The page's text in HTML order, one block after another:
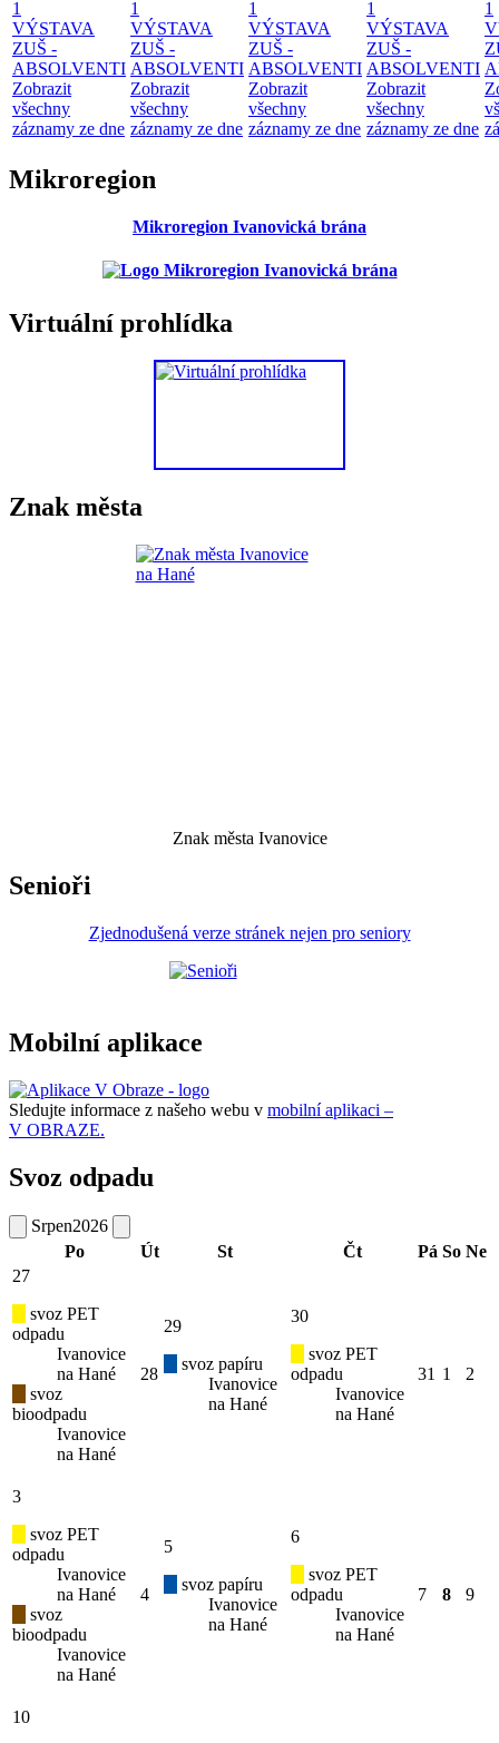
1
VÝSTAVA
ZUŠ -
ABSOLVENTI
Zobrazit
všechny
záznamy ze dne
1
VÝSTAVA
ZUŠ -
ABSOLVENTI
Zobrazit
všechny
záznamy ze dne
1
VÝSTAVA
ZUŠ -
ABSOLVENTI
Zobrazit
všechny
záznamy ze dne
1
VÝSTAVA
ZUŠ -
ABSOLVENTI
Zobrazit
všechny
záznamy ze dne
1
Mikroregion
Mikroregion Ivanovická brána
Virtuální prohlídka
Znak města
Znak města Ivanovice
Senioři
Zjednodušená verze stránek nejen pro seniory
Mobilní aplikace
Sledujte informace z našeho webu v mobilní aplikaci –
V OBRAZE.
Svoz odpadu
Srpen2026
Po
Út St Čt Pá So Ne
27
svoz PET
odpadu
Ivanovice
na Hané
svoz
bioodpadu
Ivanovice
na Hané
28
29
svoz papíru
Ivanovice
na Hané
30
svoz PET
odpadu
Ivanovice
na Hané
31 1 2
3
svoz PET
odpadu
Ivanovice
na Hané
svoz
bioodpadu
Ivanovice
na Hané
4
5
svoz papíru
Ivanovice
na Hané
6
svoz PET
odpadu
Ivanovice
na Hané
7 8 9
10